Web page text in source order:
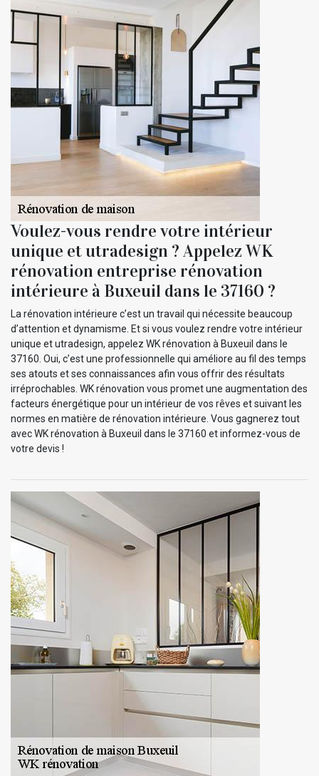
Voulez-vous rendre votre intérieur
unique et utradesign ? Appelez WK
rénovation entreprise rénovation
intérieure à Buxeuil dans le 37160 ?
La rénovation intérieure c’est un travail qui nécessite beaucoup
d’attention et dynamisme. Et si vous voulez rendre votre intérieur
unique et utradesign, appelez WK rénovation à Buxeuil dans le
37160. Oui, c’est une professionnelle qui améliore au fil des temps
ses atouts et ses connaissances afin vous offrir des résultats
irréprochables. WK rénovation vous promet une augmentation des
facteurs énergétique pour un intérieur de vos rêves et suivant les
normes en matière de rénovation intérieure. Vous gagnerez tout
avec WK rénovation à Buxeuil dans le 37160 et informez-vous de
votre devis !